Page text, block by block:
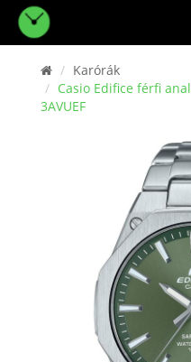
Karórák
Casio Edifice férfi
3AVUEF